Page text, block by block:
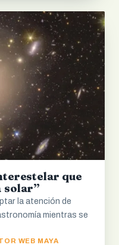
que
solar”
la atención de
mientras se
WEB MAYA